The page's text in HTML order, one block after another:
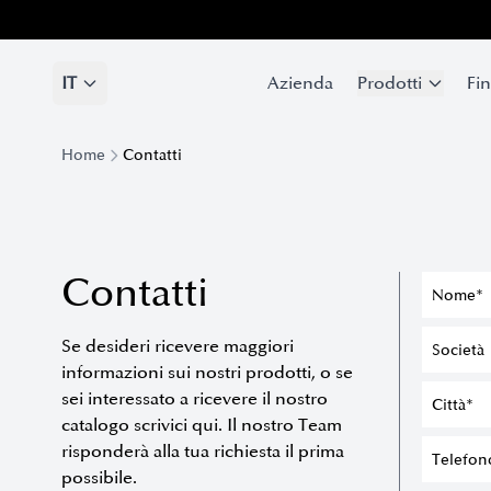
IT Azienda Prodotti
IT Azienda Prodotti
Home Contatti
Contatti
Se desideri ricevere maggiori
informazioni sui nostri prodotti, o se
sei interessato a ricevere il nostro
catalogo scrivici qui. Il nostro Team
risponderà alla tua richiesta il prima
possibile.